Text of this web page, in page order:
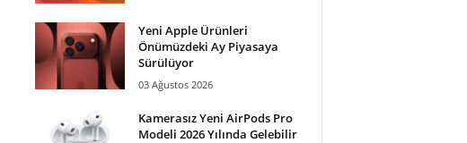
Yeni Apple Ürünleri
Önümüzdeki Ay Piyasaya
Sürülüyor
03 Ağustos 2026
Kamerasız Yeni AirPods Pro
Modeli 2026 Yılında Gelebilir